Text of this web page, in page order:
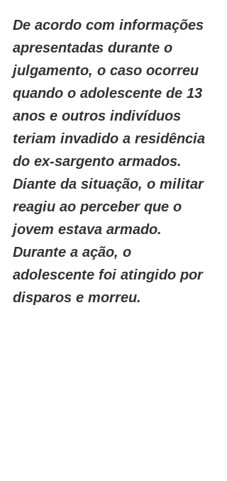
De acordo com informações
apresentadas durante o
julgamento, o caso ocorreu
quando o adolescente de 13
anos e outros indivíduos
teriam invadido a residência
do ex-sargento armados.
Diante da situação, o militar
reagiu ao perceber que o
jovem estava armado.
Durante a ação, o
adolescente foi atingido por
disparos e morreu.